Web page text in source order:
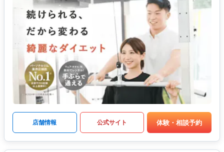
店舗情報 公式サイト 体験・相談予約